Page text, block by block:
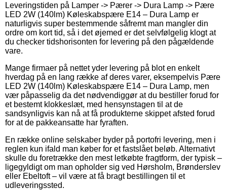
Leveringstiden på Lamper -> Pærer -> Dura Lamp -> Pære
LED 2W (140lm) Køleskabspære E14 – Dura Lamp er
naturligvis super bestemmende såfremt man mangler din
ordre om kort tid, så i det øjemed er det selvfølgelig klogt at
du checker tidshorisonten for levering på den pågældende
vare.
Mange firmaer på nettet yder levering på blot en enkelt
hverdag på en lang række af deres varer, eksempelvis Pære
LED 2W (140lm) Køleskabspære E14 – Dura Lamp, men
vær påpasselig da det nødvendiggør at du bestiller forud for
et bestemt klokkeslæt, med hensynstagen til at de
sandsynligvis kan nå at få produkterne skippet afsted forud
for at de pakkeansatte har fyraften.
En række online selskaber byder på portofri levering, men i
reglen kun ifald man køber for et fastslået beløb. Alternativt
skulle du foretrække den mest letkøbte fragtform, der typisk –
ligegyldigt om man opholder sig ved Hørsholm, Brønderslev
eller Ebeltoft – vil være at få bragt bestillingen til et
udleveringssted.